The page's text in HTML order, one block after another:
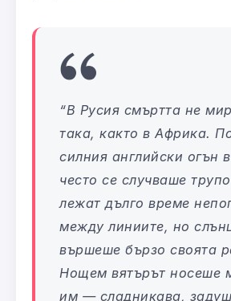
“В Русия смъртта не
така, както в Африка.
силния английски огън
често се случваше
лежат дълго време
между линиите, но
вършеше бързо своята
Нощем вятърът носеше
им — сладникава,